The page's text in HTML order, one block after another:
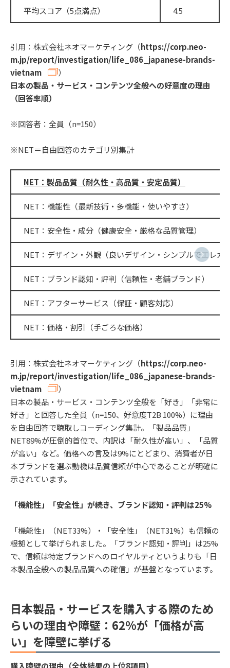
平均スコア（5点満点） 4.5
引用：株式会社ネオマーケティング（https://corp.neo-
m.jp/report/investigation/life_086_japanese-brands-
vietnam
）
日本の製品・サービス・コンテンツ全般への好意度の理由
（回答率順）
※回答者：全員（n=150）
※NET＝自由回答のカテゴリ別集計
NET：製品品質（耐久性・高品質・安定品質）
NET：機能性（最新技術・多機能・使いやすさ）
NET：安全性・成分（健康安全・厳格な品質管理）
NET：デザイン・外観（良いデザイン・シンプルでエレガ
NET：ブランド認知・評判（信頼性・老舗ブランド）
NET：アフターサービス（保証・顧客対応）
NET：価格・割引（手ごろな価格）
引用：株式会社ネオマーケティング（https://corp.neo-
m.jp/report/investigation/life_086_japanese-brands-
vietnam
）
日本の製品・サービス・コンテンツ全般を「好き」「非常に
好き」と回答した全員（n=150、好意度T2B 100%）に理由
を自由回答で聴取しコーディング集計。「製品品質」
NET89%が圧倒的首位で、内訳は「耐久性が高い」、「品質
が高い」など。価格への言及は9%にとどまり、消費者が日
本ブランドを選ぶ動機は品質信頼が中心であることが明確に
示されています。
「機能性」「安全性」が続き、ブランド認知・評判は25%
「機能性」（NET33%）・「安全性」（NET31%）も信頼の
根拠として挙げられました。「ブランド認知・評判」は25%
で、信頼は特定ブランドへのロイヤルティというよりも「日
本製品全般への製品品質への確信」が基盤となっています。
日本製品・サービスを購入する際のため
らいの理由や障壁：62%が「価格が高
い」を障壁に挙げる
購入障壁の理由（全体結果の上位8項目）